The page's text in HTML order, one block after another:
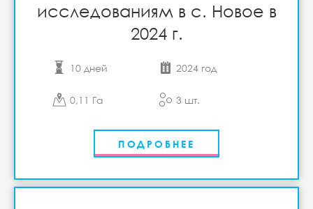
исследованиям в с. Новое в
2024 г.
10 дней 2024 год
0,11 Га 3 шт.
ПОДРОБНЕЕ